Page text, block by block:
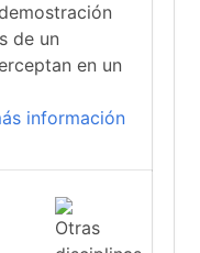
de un
en un
información